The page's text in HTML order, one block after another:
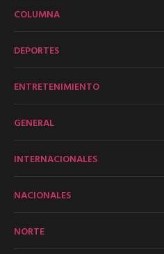
COLUMNA
DEPORTES
ENTRETENIMIENTO
GENERAL
INTERNACIONALES
NACIONALES
NORTE